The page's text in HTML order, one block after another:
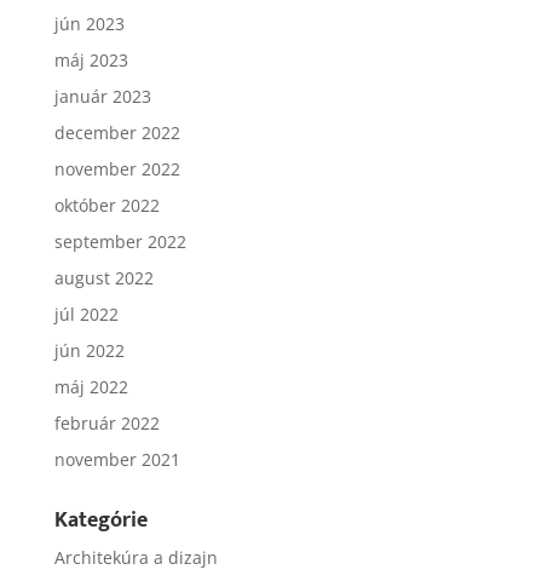
jún 2023
máj 2023
január 2023
december 2022
november 2022
október 2022
september 2022
august 2022
júl 2022
jún 2022
máj 2022
február 2022
november 2021
Kategórie
Architekúra a dizajn